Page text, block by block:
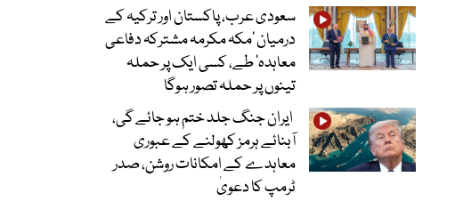
سعودی عرب، پاکستان اور ترکیہ کے
درمیان ’مکہ مکرمہ مشترکہ دفاعی
معاہدہ‘ طے، کسی ایک پر حملہ
تینوں پر حملہ تصور ہوگا
ایران جنگ جلد ختم ہو جائے گی،
آبنائے ہرمز کھولنے کے عبوری
معاہدے کے امکانات روشن، صدر
ٹرمپ کا دعویٰ